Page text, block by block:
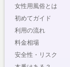
女性用風俗とは
初めてガイド
利用の流れ
料金相場
安全性・リスク